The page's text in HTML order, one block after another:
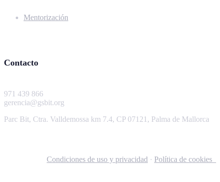
Mentorización
Contacto
971 439 866
gerencia@gsbit.org
Parc Bit, Ctra. Valldemossa km 7.4, CP 07121, Palma de Mallorca
Condiciones de uso y privacidad · Política de cookies